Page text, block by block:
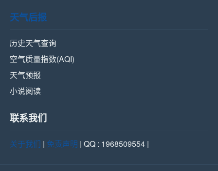
天气后报
历史天气查询
空气质量指数(AQI)
天气预报
小说阅读
联系我们
关于我们 | 免责声明 | QQ : 1968509554 |